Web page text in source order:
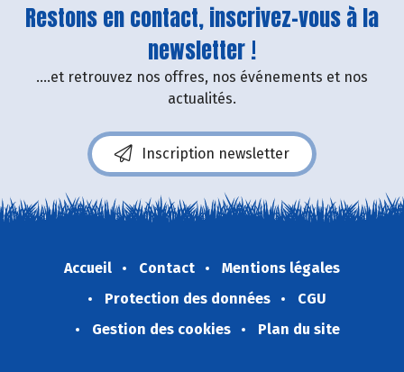
Restons en contact, inscrivez-vous à la
newsletter !
....et retrouvez nos offres, nos événements et nos
actualités.
Inscription newsletter
Accueil Contact
Mentions légales
Protection des données
CGU
Gestion des cookies
Plan du site